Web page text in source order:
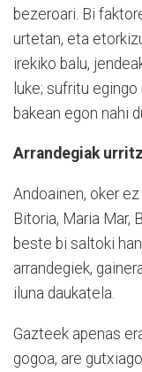
bezeroari. Bi
urtetan, eta
irekiko balu,
luke; sufritu
bakean egon nahi
Arrandegiak
Andoainen, oker
Bitoria, Maria Mar,
beste bi saltoki
arrandegiek,
iluna daukatela.
Gazteek apenas
gogoa, are